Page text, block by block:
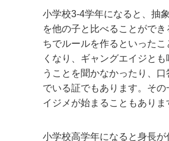
小学校3-4学年になると、抽
を他の子と比べることがで
ちでルールを作るといった
くなり、ギャングエイジと
うことを聞かなかったり、
でいる証でもあります。そ
イジメが始まることもありま
小学校高学年になると身長